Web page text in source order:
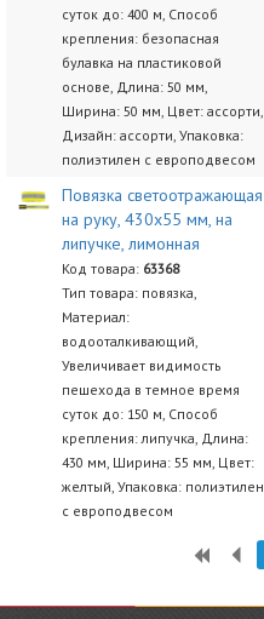
суток до: 400 м, Способ
крепления: безопасная
булавка на пластиковой
основе, Длина: 50 мм,
Ширина: 50 мм, Цвет: ассорти,
Дизайн: ассорти, Упаковка:
полиэтилен с европодвесом
Повязка светоотражающая
на руку, 430х55 мм, на
липучке, лимонная
Код товара: 63368
Тип товара: повязка,
Материал:
водооталкивающий,
Увеличивает видимость
пешехода в темное время
суток до: 150 м, Способ
крепления: липучка, Длина:
430 мм, Ширина: 55 мм, Цвет:
желтый, Упаковка: полиэтилен
с европодвесом